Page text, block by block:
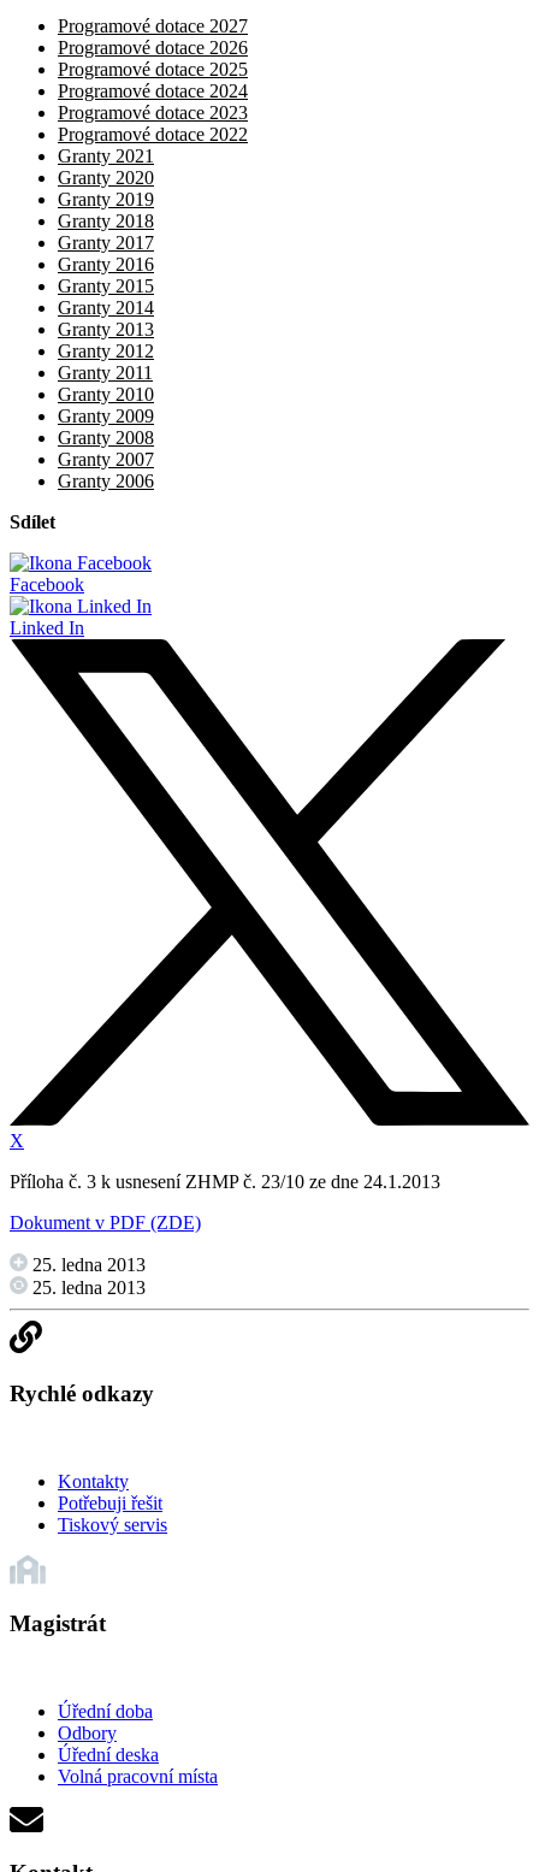
Programové dotace 2027
Programové dotace 2026
Programové dotace 2025
Programové dotace 2024
Programové dotace 2023
Programové dotace 2022
Granty 2021
Granty 2020
Granty 2019
Granty 2018
Granty 2017
Granty 2016
Granty 2015
Granty 2014
Granty 2013
Granty 2012
Granty 2011
Granty 2010
Granty 2009
Granty 2008
Granty 2007
Granty 2006
Sdílet
Facebook
Linked In
X
Příloha č. 3 k usnesení ZHMP č. 23/10 ze dne 24.1.2013
Dokument v PDF (ZDE)
25. ledna 2013
25. ledna 2013
Rychlé odkazy
Kontakty
Potřebuji řešit
Tiskový servis
Magistrát
Úřední doba
Odbory
Úřední deska
Volná pracovní místa